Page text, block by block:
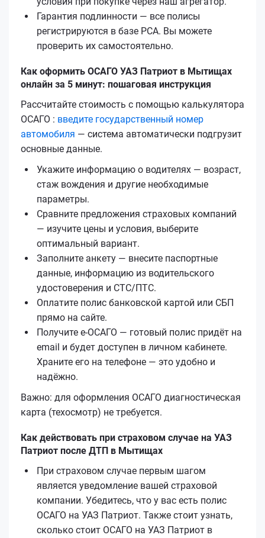
Гарантия подлинности — все полисы
регистрируются в базе РСА. Вы можете
проверить их самостоятельно.
Как оформить ОСАГО УАЗ Патриот в Мытищах
онлайн за 5 минут: пошаговая инструкция
Рассчитайте стоимость с помощью калькулятора
ОСАГО : введите государственный номер
автомобиля — система автоматически подгрузит
основные данные.
Укажите информацию о водителях — возраст,
стаж вождения и другие необходимые
параметры.
Сравните предложения страховых компаний
— изучите цены и условия, выберите
оптимальный вариант.
Заполните анкету — внесите паспортные
данные, информацию из водительского
удостоверения и СТС/ПТС.
Оплатите полис банковской картой или СБП
прямо на сайте.
Получите е‑ОСАГО — готовый полис придёт на
email и будет доступен в личном кабинете.
Храните его на телефоне — это удобно и
надёжно.
Важно: для оформления ОСАГО диагностическая
карта (техосмотр) не требуется.
Как действовать при страховом случае на УАЗ
Патриот после ДТП в Мытищах
При страховом случае первым шагом
является уведомление вашей страховой
компании. Убедитесь, что у вас есть полис
ОСАГО на УАЗ Патриот. Также стоит узнать,
сколько стоит ОСАГО на УАЗ Патриот в